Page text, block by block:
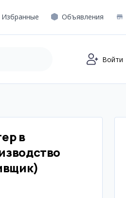
Избранные Объявления
Войти
в